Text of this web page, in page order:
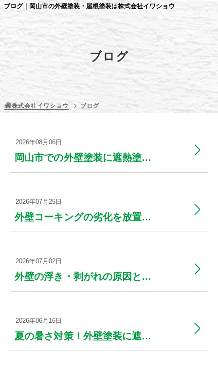
ブログ｜岡山市の外壁塗装・屋根塗装は株式会社イワショウ
ブログ
株式会社イワショウ ブログ
2026年08月06日
岡山市での外壁塗装に遮熱塗料を使った効果と選定ポイント
2026年07月25日
外壁コーキングの劣化を放置すると起こるリスクと対処法
2026年07月02日
外壁の浮き・剥がれの原因と対策を徹底解説！放置リスクを回避しよう
2026年06月16日
夏の暑さ対策！外壁塗装に遮熱塗料を選ぶ利点と注意点